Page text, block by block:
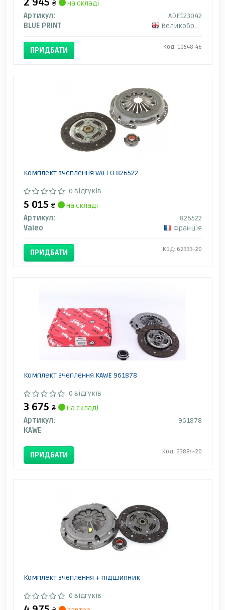
₴
на складі
Артикул:
ADF123042
BLUE PRINT
Великобританія
ПРИДБАТИ Код: 10548-46
Комплект зчеплення VALEO 826522
0 відгуків
5 015 ₴
на складі
Артикул:
826522
Valeo
Франція
ПРИДБАТИ Код: 62333-20
Комплект зчеплення KAWE 961878
0 відгуків
3 675 ₴
на складі
Артикул:
961878
KAWE
ПРИДБАТИ Код: 63884-20
Комплект зчеплення + підшипник
0 відгуків